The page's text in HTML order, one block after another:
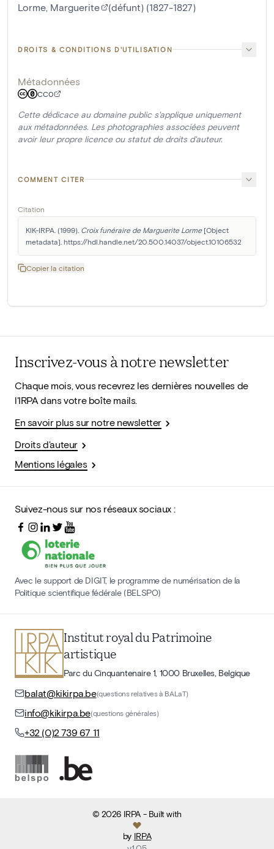
Lorme, Marguerite
(défunt) (1827-1827)
DROITS & CONDITIONS D'UTILISATION
Métadonnées
CC0
Cette dédicace au domaine public s'applique uniquement
aux métadonnées. Les photographies associées peuvent
avoir leur propre licence ou statut de droits d'auteur.
COMMENT CITER
Citation
KIK-IRPA. (1999). Croix funéraire de Marguerite Lorme [Object
metadata]. https://hdl.handle.net/20.500.14037/object.10106532
Copier la citation
Inscrivez-vous à notre newsletter
Chaque mois, vous recevrez les dernières nouvelles de
l'IRPA dans votre boîte mails.
En savoir plus sur notre newsletter
Droits d'auteur
Mentions légales
Suivez-nous sur nos réseaux sociaux :
Avec le support de DIGIT, le programme de numérisation de la
Politique scientifique fédérale (BELSPO)
Institut royal du Patrimoine
artistique
Parc du Cinquantenaire 1, 1000 Bruxelles, Belgique
balat@kikirpa.be(questions relatives à BALaT)
info@kikirpa.be(questions générales)
+32 (0)2 739 67 11
©2026 IRPA- Built with
by IRPA